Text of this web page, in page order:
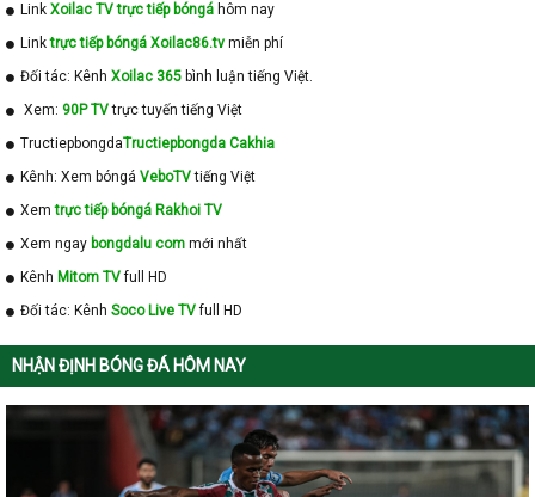
Link Xoilac TV trực tiếp bóngá hôm nay
Linktrực tiếp bóngá Xoilac86.tv miễn phí
Đối tác: Kênh Xoilac 365 bình luận tiếng Việt.
Xem: 90P TVtrực tuyến tiếng Việt
TructiepbongdaTructiepbongda Cakhia
Kênh: Xem bóngá VeboTVtiếng Việt
Xemtrực tiếp bóngá Rakhoi TV
Xem ngay bongdalu com mới nhất
Kênh Mitom TVfull HD
Đối tác: Kênh Soco Live TVfull HD
NHẬN ĐỊNH BÓNG ĐÁ HÔM NAY